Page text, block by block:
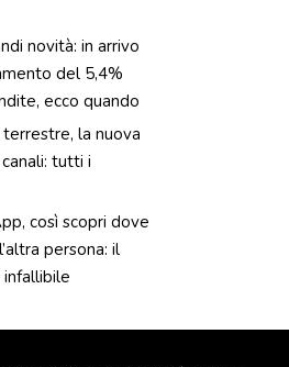
novità: in arrivo
del 5,4%
ecco quando
la nuova
tutti i
così scopri dove
persona: il